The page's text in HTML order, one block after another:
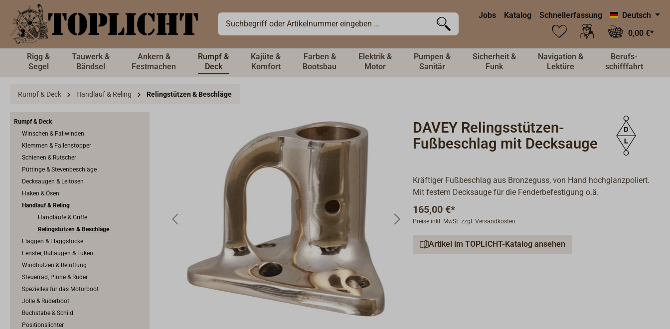
springen Jobs Katalog Schnellerfassung
Deutsch
0,00 €*
Rigg &
Segel
Tauwerk &
Bändsel
Ankern &
Festmachen
Rumpf &
Deck
Kajüte &
Komfort
Farben &
Bootsbau
Elektrik &
Motor
Pumpen &
Sanitär
Sicherheit &
Funk
Navigation &
Lektüre
Berufs-
schifffahrt
Rumpf & Deck Handlauf & Reling Relingstützen & Beschläge
Rumpf & Deck
Winschen & Fallwinden
Klemmen & Fallenstopper
Schienen & Rutscher
Püttinge & Stevenbeschläge
Decksaugen & Leitösen
Haken & Ösen
Handlauf & Reling
Handläufe & Griffe
Relingstützen & Beschläge
Flaggen & Flaggstöcke
Fenster, Bullaugen & Luken
Windhutzen & Belüftung
Steuerrad, Pinne & Ruder
Spezielles für das Motorboot
Jolle & Ruderboot
Buchstabe & Schild
Positionslichter
DAVEY Relingsstützen-
Fußbeschlag mit Decksauge
Kräftiger Fußbeschlag aus Bronzeguss, von Hand hochglanzpoliert.
Mit festem Decksauge für die Fenderbefestigung o.ä.
165,00 €*
Preise inkl. MwSt. zzgl. Versandkosten
Artikel im TOPLICHT-Katalog ansehen